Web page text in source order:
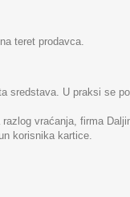
teret prodavca.
sredstava. U praksi se
vraćanja, firma
korisnika kartice.